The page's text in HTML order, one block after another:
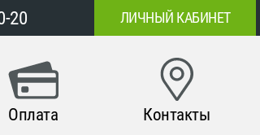
20 ЛИЧНЫЙ КАБИНЕТ
Оплата Контакты